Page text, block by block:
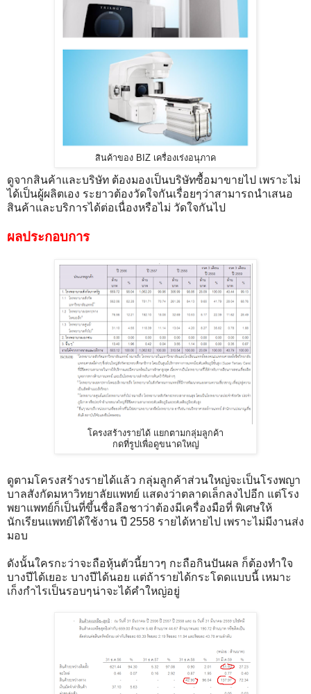
สินค้าของ BIZ เครื่องเร่งอนุภาค
ดูจากสินค้าและบริษัท ต้องมองเป็นบริษัทซื้อมาขายไป เพราะไม่
ได้เป็นผู้ผลิตเอง ระยาวต้องวัดใจกันเรื่อยๆว่าสามารถนำเสนอ
สินค้าและบริการได้ต่อเนื่องหรือไม่ วัดใจกันไป
ผลประกอบการ
โครงสร้างรายได้ แยกตามกลุ่มลูกค้า
กดที่รูปเพื่อดูขนาดใหญ่
ดูตามโครงสร้างรายได้แล้ว กลุ่มลูกค้าส่วนใหญ่จะเป็นโรงพญา
บาลสังกัดมหาวิทยาลัยแพทย์ แสดงว่าตลาดเล็กลงไปอีก แต่โรง
พยาแพทย์ก็เป็นที่ขึ้นชื่อลือชาว่าต้องมีเครื่องมือที่ พิเศษให้
นักเรียนแพทย์ได้ใช้งาน ปี 2558 รายได้หายไป เพราะไม่มีงานส่ง
มอบ
ดังนั้นใครกะว่าจะถือหุ้นตัวนี้ยาวๆ กะถือกินปันผล ก็ต้องทำใจ
บางปีได้เยอะ บางปีได้นอย แต่ถ้ารายได้กระโดดแบบนี้ เหมาะ
เก็งกำไรเป็นรอบๆน่าจะได้คำใหญ่อยู่